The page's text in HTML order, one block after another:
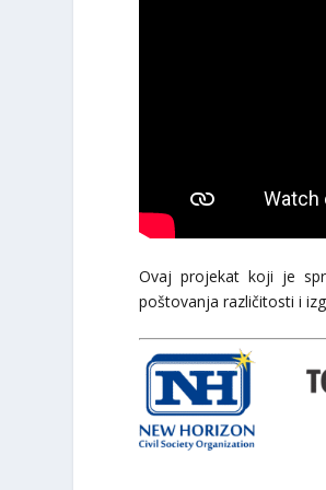
Ovaj projekat koji je
poštovanja različitosti i